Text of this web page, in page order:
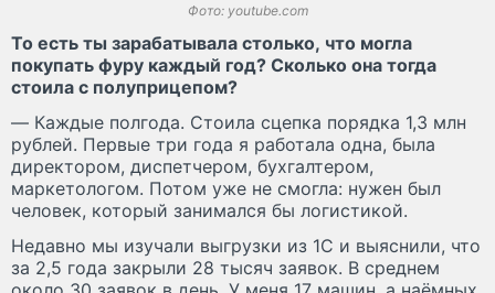
Фото: youtube.com
То есть ты зарабатывала столько, что могла
покупать фуру каждый год? Сколько она тогда
стоила с полуприцепом?
— Каждые полгода. Стоила сцепка порядка 1,3 млн
рублей. Первые три года я работала одна, была
директором, диспетчером, бухгалтером,
маркетологом. Потом уже не смогла: нужен был
человек, который занимался бы логистикой.
Недавно мы изучали выгрузки из 1С и выяснили, что
за 2,5 года закрыли 28 тысяч заявок. В среднем